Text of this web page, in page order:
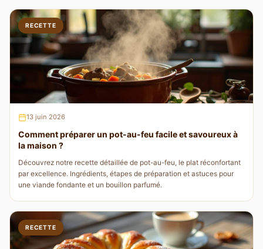
RECETTE
13 juin 2026
Comment préparer un pot-au-feu facile et savoureux à
la maison ?
Découvrez notre recette détaillée de pot-au-feu, le plat réconfortant
par excellence. Ingrédients, étapes de préparation et astuces pour
une viande fondante et un bouillon parfumé.
RECETTE